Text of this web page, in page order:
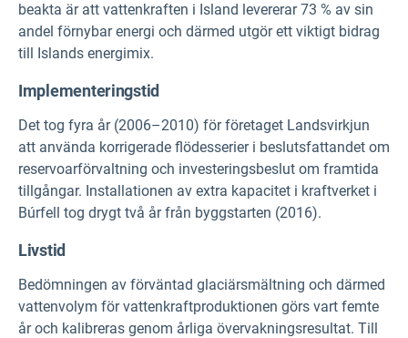
beakta är att vattenkraften i Island levererar 73 % av sin
andel förnybar energi och därmed utgör ett viktigt bidrag
till Islands energimix.
Implementeringstid
Det tog fyra år (2006–2010) för företaget Landsvirkjun
att använda korrigerade flödesserier i beslutsfattandet om
reservoarförvaltning och investeringsbeslut om framtida
tillgångar. Installationen av extra kapacitet i kraftverket i
Búrfell tog drygt två år från byggstarten (2016).
Livstid
Bedömningen av förväntad glaciärsmältning och därmed
vattenvolym för vattenkraftproduktionen görs vart femte
år och kalibreras genom årliga övervakningsresultat. Till